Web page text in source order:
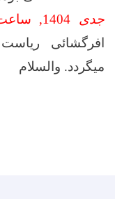
جدی
,
افرگشائی
میگردد. والسلام